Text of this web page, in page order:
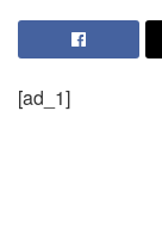
[ad_1]